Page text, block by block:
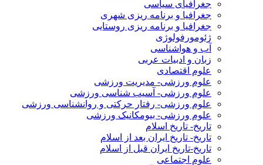
جغرافیای سیاسی
جغرافیا و برنامه ریزی شهری
جغرافیا و برنامه ریزی روستایی
ژئومورفولوژی
آب و هواشناسی
زبان و ادبیات عربی
علوم اقتصادی
علوم ورزشی- مدیریت ورزشی
علوم ورزشی- آسیب شناسی ورزشی
علوم ورزشی- رفتار حرکتی و روانشناسی ورزشی
علوم ورزشی- بیومکانیک ورزشی
تاریخ- تاریخ اسلام
تاریخ- تاریخ ایران بعد از اسلام
تاریخ-تاریخ ایران قبل از اسلام
علوم اجتماعی